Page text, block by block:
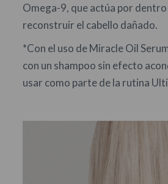
Omega-9, que actúa por
reconstruir el cabello dañado.
*Con el uso de Miracle Oil
con un shampoo sin efecto
usar como parte de la rutina